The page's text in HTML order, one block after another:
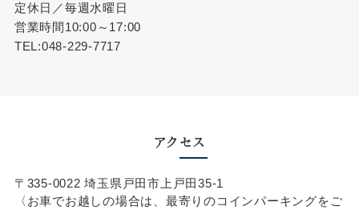
定休日／毎週水曜日
営業時間10:00～17:00
TEL:048-229-7717
アクセス
〒335-0022 埼玉県戸田市上戸田35-1
〈お車でお越しの場合は、最寄りのコインパーキングをご